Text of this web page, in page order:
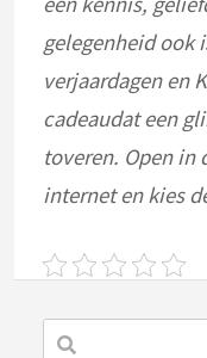
gelegenheid ook
verjaardagen en
cadeaudat een
toveren. Open in
internet en kies